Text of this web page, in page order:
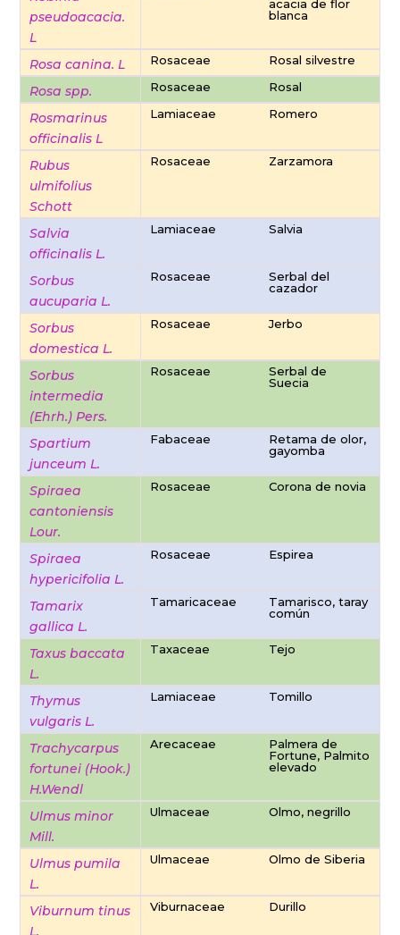
pseudoacacia.
L
acacia de flor
blanca
Rosa canina. L Rosaceae Rosal silvestre
Rosa spp. Rosaceae Rosal
Rosmarinus
officinalis L
Lamiaceae Romero
Rubus
ulmifolius
Schott
Rosaceae Zarzamora
Salvia
officinalis L.
Lamiaceae Salvia
Sorbus
aucuparia L.
Rosaceae
Serbal del
cazador
Sorbus
domestica L.
Rosaceae Jerbo
Sorbus
intermedia
(Ehrh.) Pers.
Rosaceae
Serbal de
Suecia
Spartium
junceum L.
Fabaceae
Retama de olor,
gayomba
Spiraea
cantoniensis
Lour.
Rosaceae Corona de novia
Spiraea
hypericifolia L.
Rosaceae Espirea
Tamarix
gallica L.
Tamaricaceae
Tamarisco, taray
común
Taxus baccata
L.
Taxaceae Tejo
Thymus
vulgaris L.
Lamiaceae Tomillo
Trachycarpus
fortunei (Hook.)
H.Wendl
Arecaceae
Palmera de
Fortune, Palmito
elevado
Ulmus minor
Mill.
Ulmaceae Olmo, negrillo
Ulmus pumila
L.
Ulmaceae Olmo de Siberia
Viburnum tinus
L.
Viburnaceae Durillo